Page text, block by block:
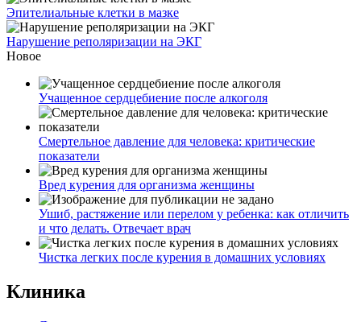
Эпителиальные клетки в мазке
Нарушение реполяризации на ЭКГ
Новое
Учащенное сердцебиение после алкоголя
Смертельное давление для человека: критические
показатели
Вред курения для организма женщины
Ушиб, растяжение или перелом у ребенка: как отличить
и что делать. Отвечает врач
Чистка легких после курения в домашних условиях
Клиника